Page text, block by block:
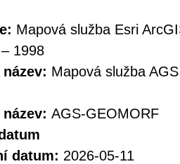
Mapová služba Esri
1998
Mapová služba
AGS-GEOMORF
datum: 2026-05-11